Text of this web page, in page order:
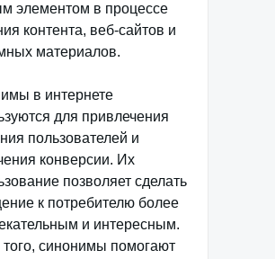
элементом в процессе
контента, веб-сайтов и
материалов.
в интернете
для привлечения
пользователей и
конверсии. Их
позволяет сделать
к потребителю более
и интересным.
того, синонимы помогают